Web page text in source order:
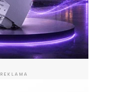
REKLAMA